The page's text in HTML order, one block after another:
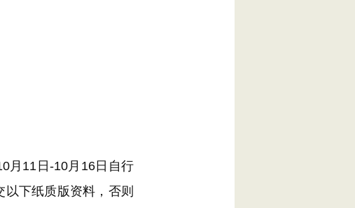
11日-10月16日自行
下纸质版资料，否则